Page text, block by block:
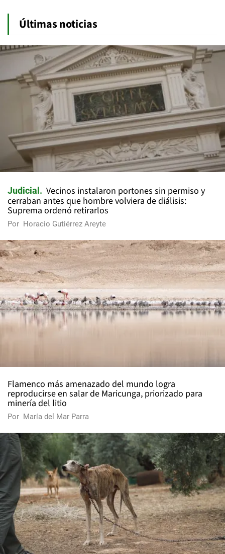
Últimas noticias
Judicial
Vecinos instalaron portones sin permiso y
cerraban antes que hombre volviera de diálisis:
Suprema ordenó retirarlos
Por Horacio Gutiérrez Areyte
Flamenco más amenazado del mundo logra
reproducirse en salar de Maricunga, priorizado para
minería del litio
Por María del Mar Parra